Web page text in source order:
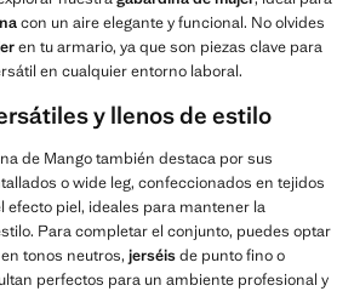
con un aire elegante y funcional. No olvides
en tu armario, ya que son piezas clave para
en cualquier entorno laboral.
y llenos de estilo
de Mango también destaca por sus
o wide leg, confeccionados en tejidos
efecto piel, ideales para mantener la
Para completar el conjunto, puedes optar
en tonos neutros, jerséisde punto fino o
perfectos para un ambiente profesional y